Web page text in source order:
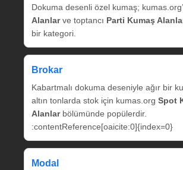
Dokuma desenli özel kumaş;
Alanlarve toptancı Parti Kumaş
bir kategori.
Brokar
Kabartmalı dokuma deseniyle ağır bir
altın tonlarda stok için kumas.org Spot
Alanlarbölümünde popülerdir.
:contentReference[oaicite:0]{index=0}
Modal